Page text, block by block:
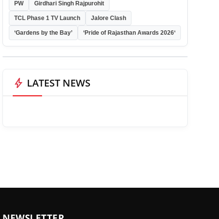
PW Girdhari Singh Rajpurohit
TCL Phase 1 TV Launch Jalore Clash
‘Gardens by the Bay’ ‘Pride of Rajasthan Awards 2026‘
bolt LATEST NEWS